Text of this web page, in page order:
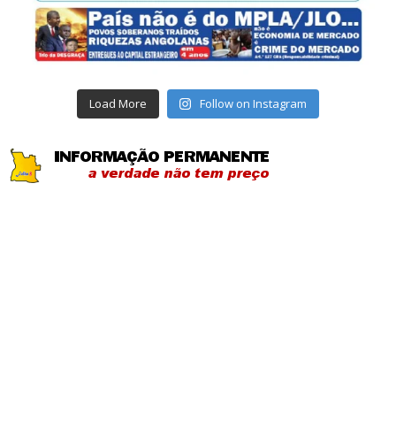
Load More Follow on Instagram